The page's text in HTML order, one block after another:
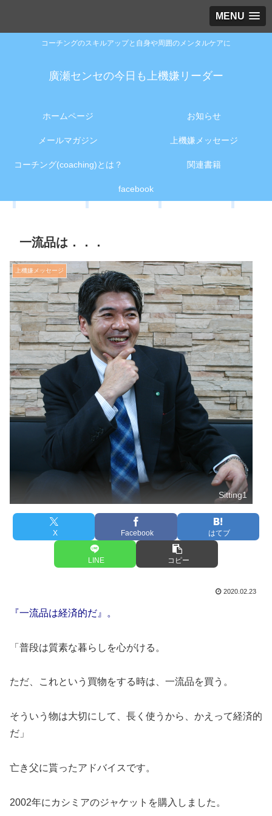
MENU
コーチングのスキルアップと自身や周囲のメンタルケアに
廣瀬センセの今日も上機嫌リーダー
ホームページ お知らせ
メールマガジン 上機嫌メッセージ
コーチング(coaching)とは？ 関連書籍
facebook
一流品は．．．
上機嫌メッセージ
Sitting1
X Facebook はてブ
LINE コピー
2020.02.23
『一流品は経済的だ』。
「普段は質素な暮らしを心がける。
ただ、これという買物をする時は、一流品を買う。
そういう物は大切にして、長く使うから、かえって経済的
だ」
亡き父に貰ったアドバイスです。
2002年にカシミアのジャケットを購入しました。